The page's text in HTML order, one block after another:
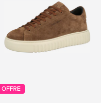
OFFRE